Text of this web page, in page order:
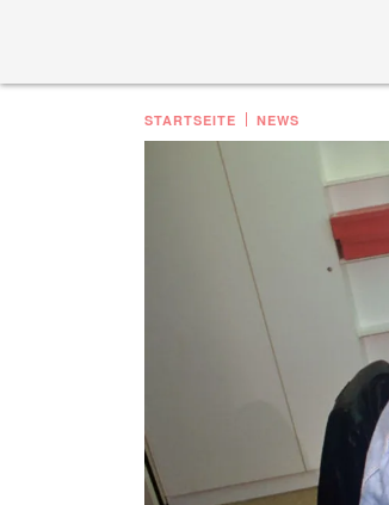
STARTSEITE NEWS